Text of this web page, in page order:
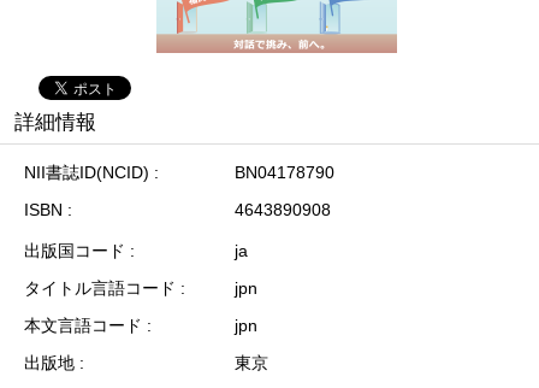
詳細情報
NII書誌ID(NCID)
BN04178790
ISBN
4643890908
出版国コード
ja
タイトル言語コード
jpn
本文言語コード
jpn
出版地
東京